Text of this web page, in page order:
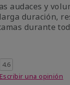
audaces y
duración,
durante
de 5 de 5
4.6
Escribir una opinión